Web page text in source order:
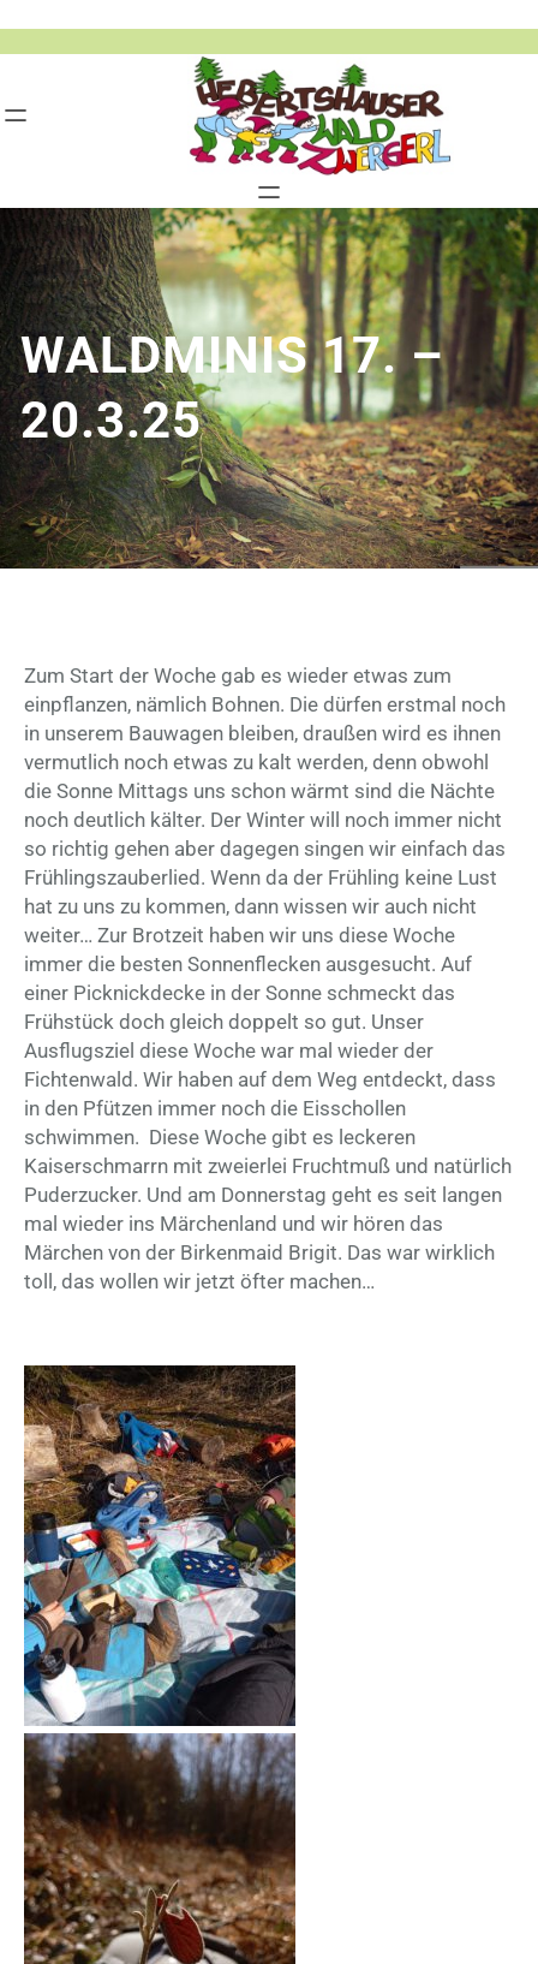
WALDMINIS 17. –
20.3.25
Zum Start der Woche gab es wieder etwas zum
einpflanzen, nämlich Bohnen. Die dürfen erstmal noch
in unserem Bauwagen bleiben, draußen wird es ihnen
vermutlich noch etwas zu kalt werden, denn obwohl
die Sonne Mittags uns schon wärmt sind die Nächte
noch deutlich kälter. Der Winter will noch immer nicht
so richtig gehen aber dagegen singen wir einfach das
Frühlingszauberlied. Wenn da der Frühling keine Lust
hat zu uns zu kommen, dann wissen wir auch nicht
weiter… Zur Brotzeit haben wir uns diese Woche
immer die besten Sonnenflecken ausgesucht. Auf
einer Picknickdecke in der Sonne schmeckt das
Frühstück doch gleich doppelt so gut. Unser
Ausflugsziel diese Woche war mal wieder der
Fichtenwald. Wir haben auf dem Weg entdeckt, dass
in den Pfützen immer noch die Eisschollen
schwimmen. Diese Woche gibt es leckeren
Kaiserschmarrn mit zweierlei Fruchtmuß und natürlich
Puderzucker. Und am Donnerstag geht es seit langen
mal wieder ins Märchenland und wir hören das
Märchen von der Birkenmaid Brigit. Das war wirklich
toll, das wollen wir jetzt öfter machen…